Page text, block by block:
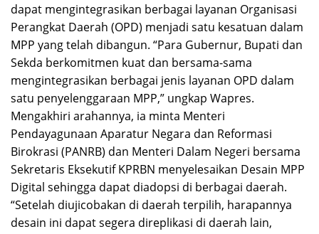
dapat mengintegrasikan berbagai layanan Organisasi
Perangkat Daerah (OPD) menjadi satu kesatuan dalam
MPP yang telah dibangun. “Para Gubernur, Bupati dan
Sekda berkomitmen kuat dan bersama-sama
mengintegrasikan berbagai jenis layanan OPD dalam
satu penyelenggaraan MPP,” ungkap Wapres.
Mengakhiri arahannya, ia minta Menteri
Pendayagunaan Aparatur Negara dan Reformasi
Birokrasi (PANRB) dan Menteri Dalam Negeri bersama
Sekretaris Eksekutif KPRBN menyelesaikan Desain MPP
Digital sehingga dapat diadopsi di berbagai daerah.
“Setelah diujicobakan di daerah terpilih, harapannya
desain ini dapat segera direplikasi di daerah lain,